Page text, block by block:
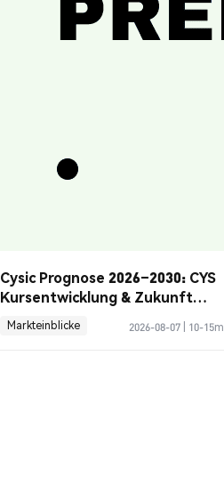
Cysic Prognose 2026–2030: CYS
Kursentwicklung & Zukunft
Guide
Markteinblicke 2026-08-07 10-15m